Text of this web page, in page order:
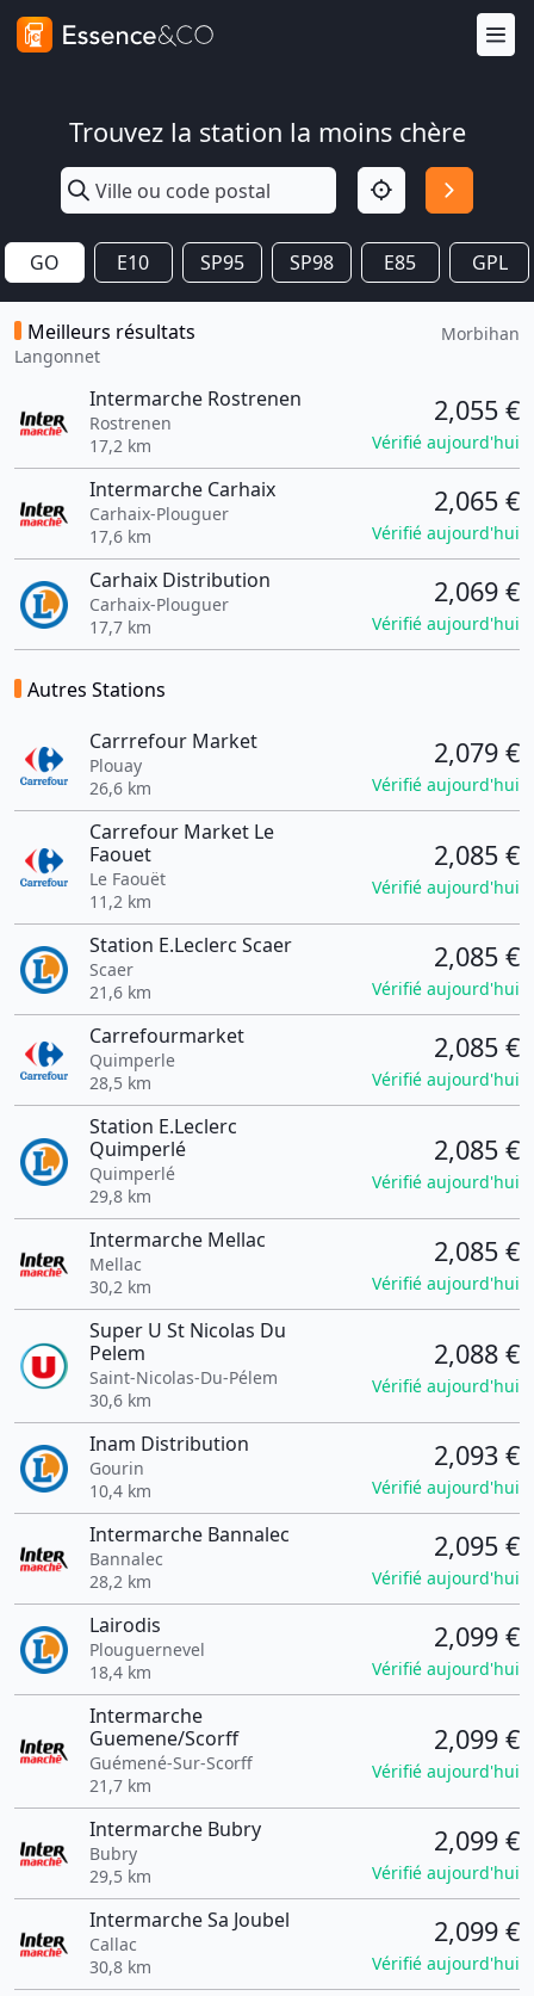
Trouvez la station la moins chère
GO E10 SP95 SP98 E85 GPL
Meilleurs résultats
Langonnet
Morbihan
Intermarche Rostrenen
Rostrenen
17,2 km
2,055 €
Vérifié aujourd'hui
Intermarche Carhaix
Carhaix-Plouguer
17,6 km
2,065 €
Vérifié aujourd'hui
Carhaix Distribution
Carhaix-Plouguer
17,7 km
2,069 €
Vérifié aujourd'hui
Autres Stations
Carrrefour Market
Plouay
26,6 km
2,079 €
Vérifié aujourd'hui
Carrefour Market Le
Faouet
Le Faouët
11,2 km
2,085 €
Vérifié aujourd'hui
Station E.Leclerc Scaer
Scaer
21,6 km
2,085 €
Vérifié aujourd'hui
Carrefourmarket
Quimperle
28,5 km
2,085 €
Vérifié aujourd'hui
Station E.Leclerc
Quimperlé
Quimperlé
29,8 km
2,085 €
Vérifié aujourd'hui
Intermarche Mellac
Mellac
30,2 km
2,085 €
Vérifié aujourd'hui
Super U St Nicolas Du
Pelem
Saint-Nicolas-Du-Pélem
30,6 km
2,088 €
Vérifié aujourd'hui
Inam Distribution
Gourin
10,4 km
2,093 €
Vérifié aujourd'hui
Intermarche Bannalec
Bannalec
28,2 km
2,095 €
Vérifié aujourd'hui
Lairodis
Plouguernevel
18,4 km
2,099 €
Vérifié aujourd'hui
Intermarche
Guemene/Scorff
Guémené-Sur-Scorff
21,7 km
2,099 €
Vérifié aujourd'hui
Intermarche Bubry
Bubry
29,5 km
2,099 €
Vérifié aujourd'hui
Intermarche Sa Joubel
Callac
30,8 km
2,099 €
Vérifié aujourd'hui